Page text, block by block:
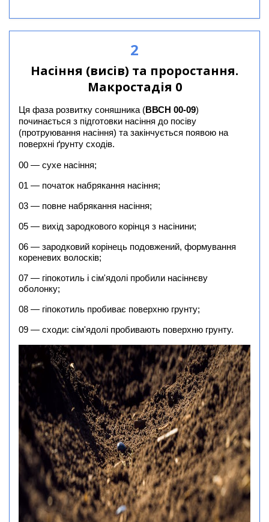
2
Насіння (висів) та проростання.
Макростадія 0
Ця фаза розвитку соняшника (ВВСН 00-09)
починається з підготовки насіння до посіву
(протруювання насіння) та закінчується появою на
поверхні ґрунту сходів.
00 — сухе насіння;
01 — початок набрякання насіння;
03 — повне набрякання насіння;
05 — вихід зародкового корінця з насінини;
06 — зародковий корінець подовжений, формування
кореневих волосків;
07 — гіпокотиль і сім'ядолі пробили насіннєву
оболонку;
08 — гіпокотиль пробиває поверхню грунту;
09 — сходи: сім'ядолі пробивають поверхню грунту.